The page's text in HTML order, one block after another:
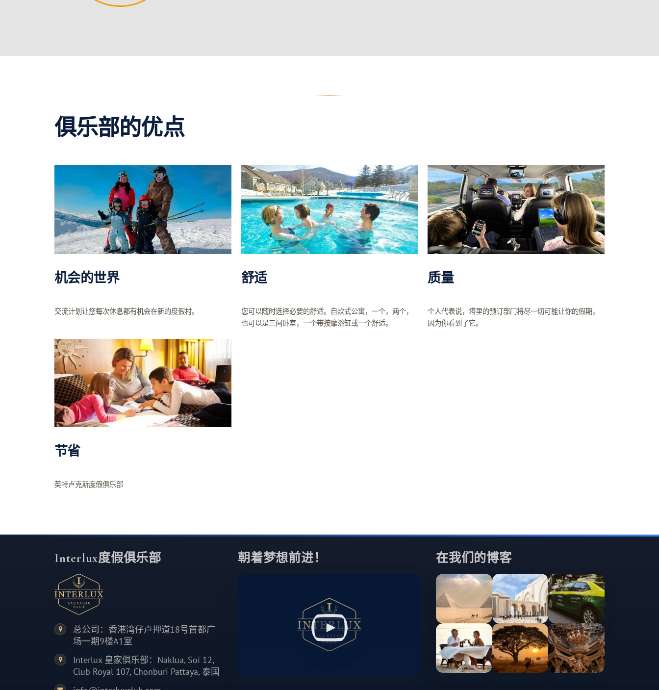
俱乐部的优点
机会的世界
交流计划让您每次休息都有机会在新的度假村。
舒适
您可以随时选择必要的舒适。自炊式公寓，一个，两个，
也可以是三间卧室，一个带按摩浴缸或一个舒适。
质量
个人代表说，塔里的预订部门将尽一切可能让你的假期，
因为你看到了它。
节省
英特卢克斯度假俱乐部
Interlux度假俱乐部
总公司：香港湾仔卢押道18号首都广
场一期9楼A1室
Interlux 皇家俱乐部：Naklua, Soi 12,
Club Royal 107, Chonburi Pattaya, 泰国
朝着梦想前进！ 在我们的博客